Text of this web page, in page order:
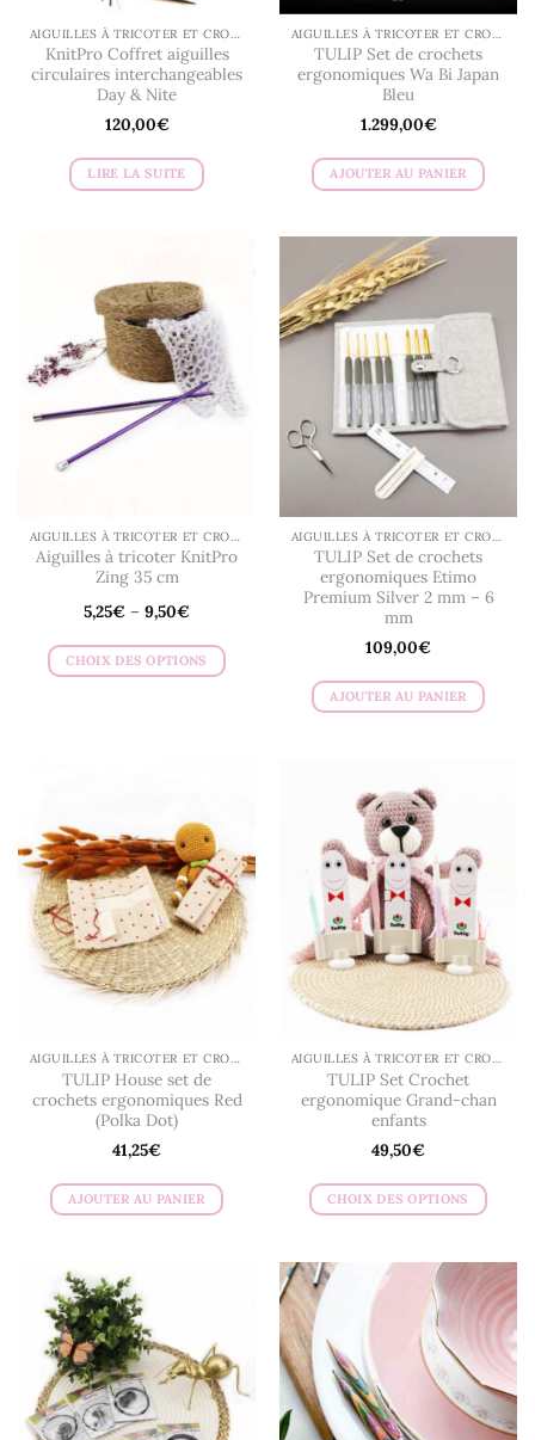
AIGUILLES À TRICOTER ET CROCHETS
KnitPro Coffret aiguilles
circulaires interchangeables
Day & Nite
120,00€
LIRE LA SUITE
AIGUILLES À TRICOTER ET CROCHETS
TULIP Set de crochets
ergonomiques Wa Bi Japan
Bleu
1.299,00€
AJOUTER AU PANIER
Aiguilles à tricoter KnitPro
Zing 35 cm
5,25€ – 9,50€
CHOIX DES OPTIONS
options
peuvent
être
choisies
sur
la
page
TULIP Set de crochets
ergonomiques Etimo
Premium Silver 2 mm – 6
mm
109,00€
AJOUTER AU PANIER
AIGUILLES À TRICOTER ET CROCHETS
TULIP House set de
crochets ergonomiques Red
(Polka Dot)
41,25€
AJOUTER AU PANIER
AIGUILLES À TRICOTER ET CROCHETS
TULIP Set Crochet
ergonomique Grand-chan
enfants
49,50€
CHOIX DES OPTIONS
plusieurs
variations.
Les
options
peuvent
être